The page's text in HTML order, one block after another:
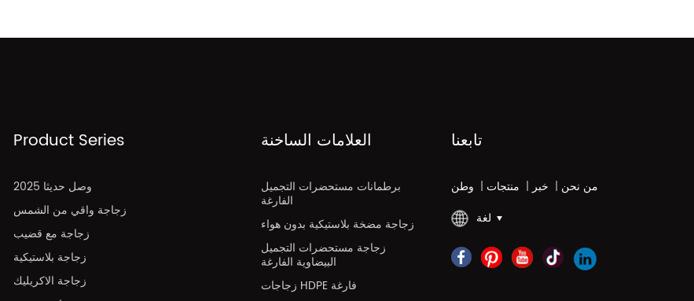
Product Series
2025 وصل حديثا
زجاجة واقي من الشمس
زجاجة مع قضيب
زجاجة بلاستيكية
زجاجة الاكريليك
العلامات الساخنة
برطمانات مستحضرات التجميل
الفارغة
زجاجة مضخة بلاستيكية بدون هواء
زجاجة مستحضرات التجميل
البيضاوية الفارغة
زجاجات HDPE فارغة
تابعنا
وطن | منتجات | خبر | من نحن
لغة